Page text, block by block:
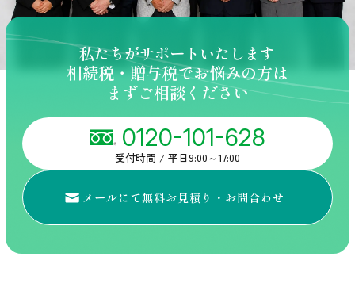
私たちがサポートいたします
相続税・贈与税でお悩みの方は
まずご相談ください
0120-101-628
受付時間 / 平日9:00～17:00
メールにて無料お見積り・ お問合わせ